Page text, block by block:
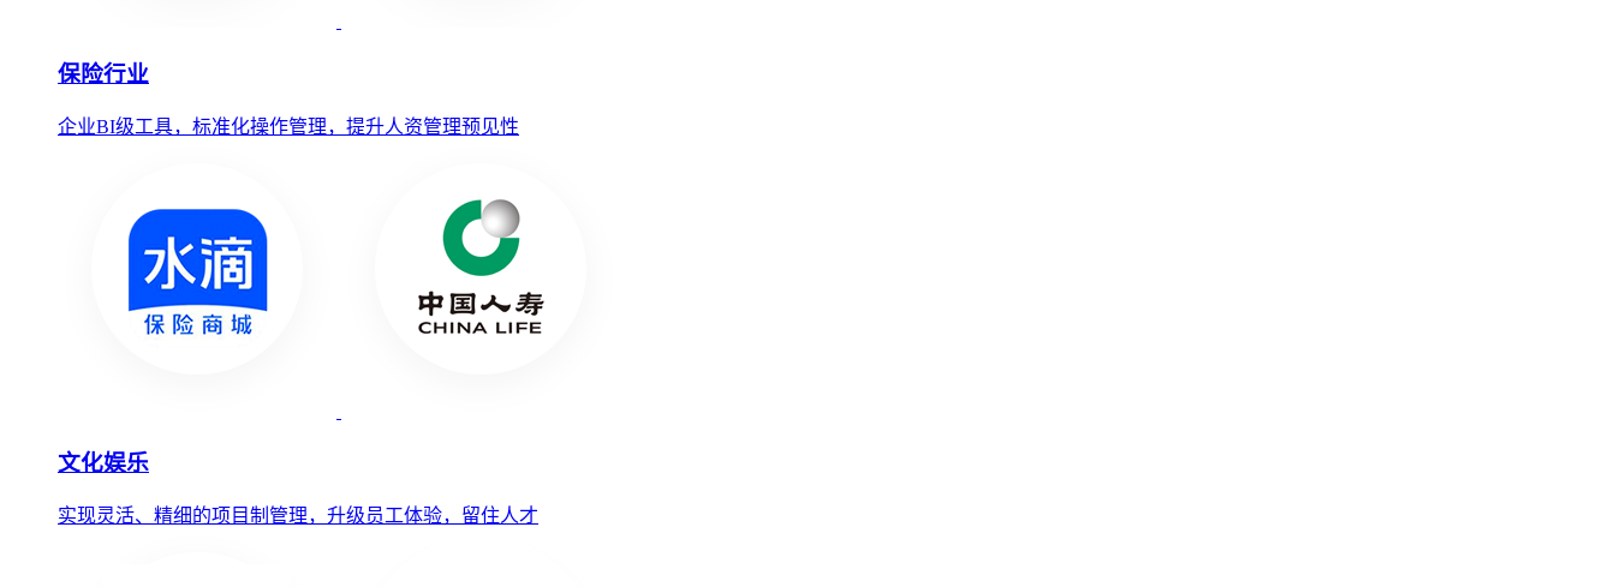
保险行业
企业BI级工具，标准化操作管理，提升人资管理预见性
文化娱乐
实现灵活、精细的项目制管理，升级员工体验，留住人才